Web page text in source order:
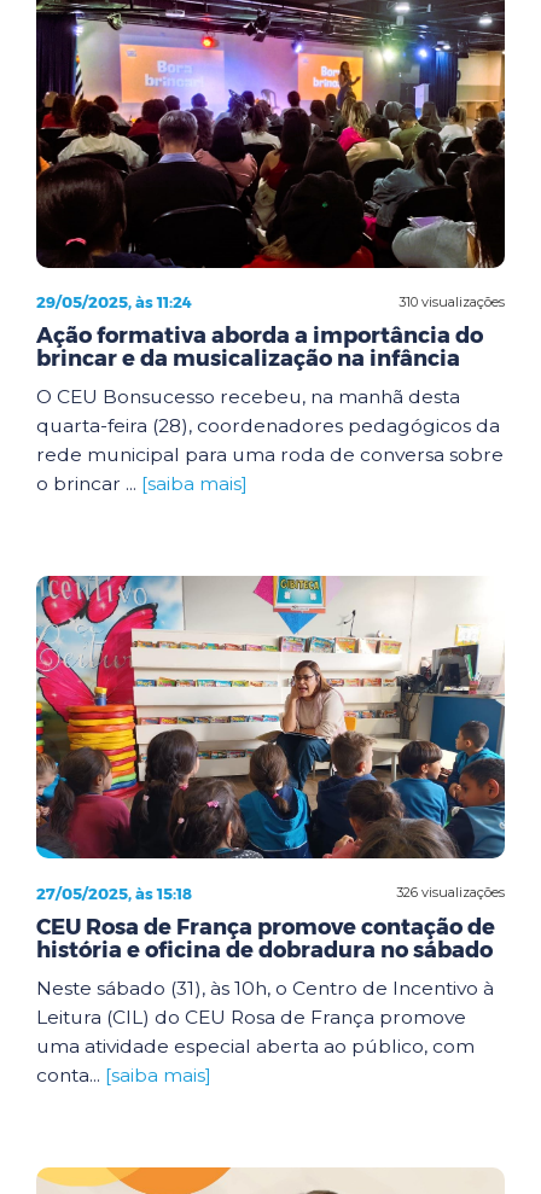
310 visualizações
29/05/2025, às 11:24
Ação formativa aborda a importância do
brincar e da musicalização na infância
O CEU Bonsucesso recebeu, na manhã desta
quarta-feira (28), coordenadores pedagógicos da
rede municipal para uma roda de conversa sobre
o brincar ... [saiba mais]
326 visualizações
27/05/2025, às 15:18
CEU Rosa de França promove contação de
história e oficina de dobradura no sábado
Neste sábado (31), às 10h, o Centro de Incentivo à
Leitura (CIL) do CEU Rosa de França promove
uma atividade especial aberta ao público, com
conta... [saiba mais]